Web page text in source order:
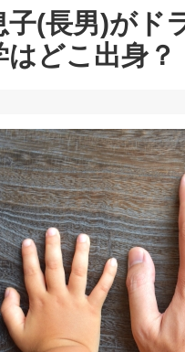
子(長男)がド
どこ出身？